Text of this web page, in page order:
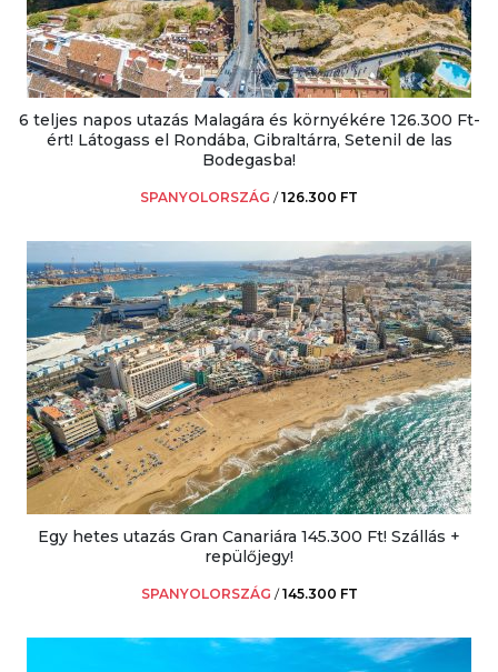
6 teljes napos utazás Malagára és környékére 126.300 Ft-
ért! Látogass el Rondába, Gibraltárra, Setenil de las
Bodegasba!
SPANYOLORSZÁG /126.300 FT
Egy hetes utazás Gran Canariára 145.300 Ft! Szállás +
repülőjegy!
SPANYOLORSZÁG /145.300 FT